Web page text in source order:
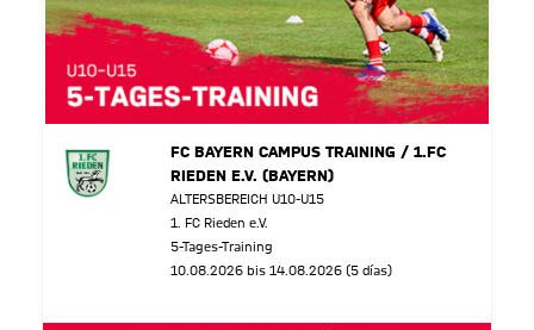
FC BAYERN CAMPUS TRAINING / 1.FC
RIEDEN E.V. (BAYERN)
ALTERSBEREICH U10-U15
1. FC Rieden e.V.
5-Tages-Training
10.08.2026 bis 14.08.2026 (5 días)